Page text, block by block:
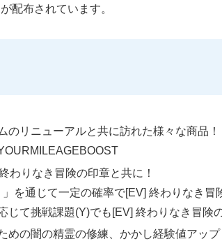
配布されています。
のリニューアルと共に訪れた様々な商品！
わりなき冒険の印章と共に！
を通じて一定の確率で[EV] 終わりなき冒
じて挑戦課題(Y)でも[EV] 終わりなき冒険
めの闇の精霊の修練、かかし経験値アップ